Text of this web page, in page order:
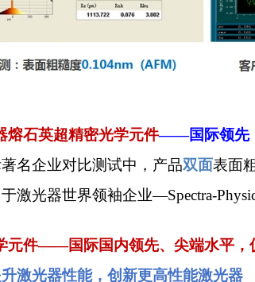
熔石英超精密光学元件——国际领先
名企业对比测试中，产品双面表面
激光器世界领袖企业—Spectra-
元件——国际国内领先、尖端水平 ，
激光器性能， 创新更高性能激光器